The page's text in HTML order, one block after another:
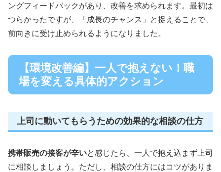
ングフィードバックがあり、改善を求められます。最初は
つらかったですが、「成長のチャンス」と捉えることで、
前向きに受け止められるようになりました。
【環境改善編】一人で抱えない！職
場を変える具体的アクション
上司に動いてもらうための効果的な相談の仕方
携帯販売の接客が辛いと感じたら、一人で抱え込まず上司
に相談しましょう。ただし、相談の仕方にはコツがありま